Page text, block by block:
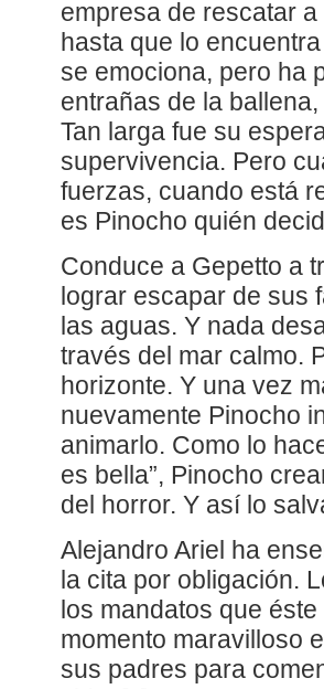
empresa de rescatar
hasta que lo
se emociona, pero ha
entrañas de la ballena,
Tan larga fue su
supervivencia. Pero
fuerzas, cuando está
es Pinocho quién
Conduce a Gepetto a
lograr escapar de sus
las aguas. Y nada
través del mar calmo.
horizonte. Y una vez
nuevamente Pinocho
animarlo. Como lo
es bella”, Pinocho
del horror. Y así lo
Alejandro Ariel ha
la cita por obligación.
los mandatos que
momento maravilloso
sus padres para